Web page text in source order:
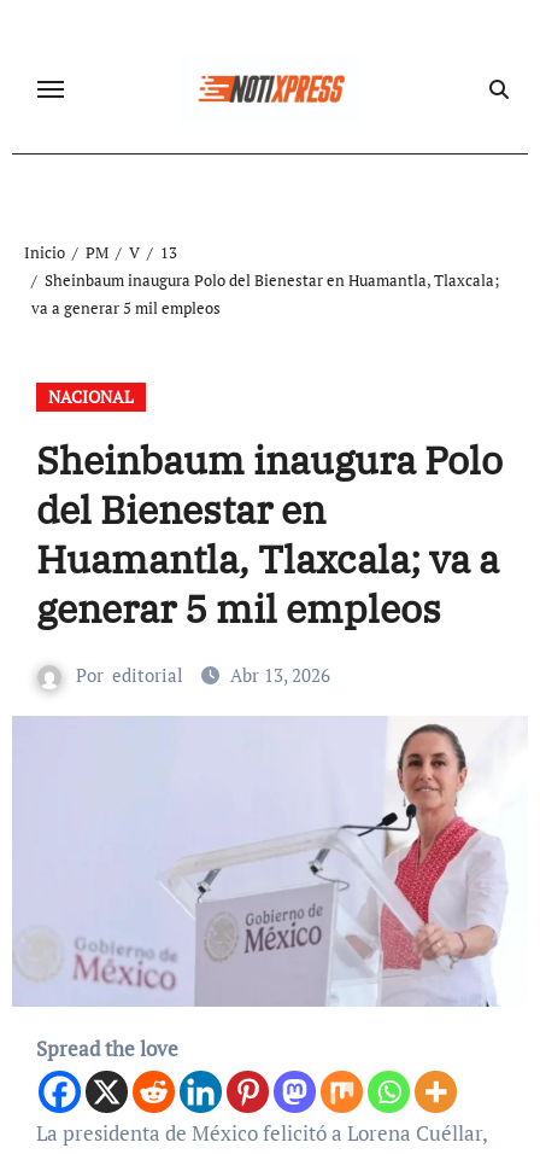
contenido
Inicio PM V
13
Sheinbaum inaugura Polo del Bienestar en Huamantla, Tlaxcala;
va a generar 5 mil empleos
NACIONAL
Sheinbaum inaugura Polo
del Bienestar en
Huamantla, Tlaxcala; va a
generar 5 mil empleos
Por editorial Abr 13, 2026
Spread the love
La presidenta de México felicitó a Lorena Cuéllar,